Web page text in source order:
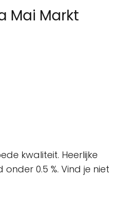
Mai Markt
kwaliteit. Heerlijke
0.5 %. Vind je niet